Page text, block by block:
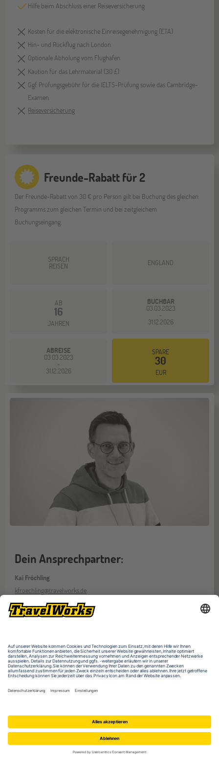
Hilfe beim Abschluss einer Reiseversicherung
Kosten für die elektronische Einreisegenehmigung (ETA)
Hin- und Rückflug nach London
Optionale Abholung vom Flughafen
Kaution für das Lehrmaterial (30 £)
Ggf. Prüfungsgebühr für die IELTS-Prüfung sowie das Cambridge-
Examen
Reiseversicherung
Freunde-Rabatt für 2
Der Freunde-Rabatt von 30 € pro Person gilt bei Buchung des gleichen
Programms zum gleichen Termin und bei zeitgleichem
Buchungseingang.
SPRACH
REISEN ENGLAND
AB
16
JAHREN
BUCHBAR
03.03.2023
-
31.12.2026
ABREISE
03.03.2023
-
31.12.2026
SPARE
30
EUR
Dein Ansprechpartner:
Kai Fröchling
kfroechling@travelworks.de
+49 (0)251-98209-352
Erreichbarkeit: Mo - Fr, 9 - 17:30 Uhr
Zur Ansprechpartner Seite
Online-Infoabend: Ab ins Ausland